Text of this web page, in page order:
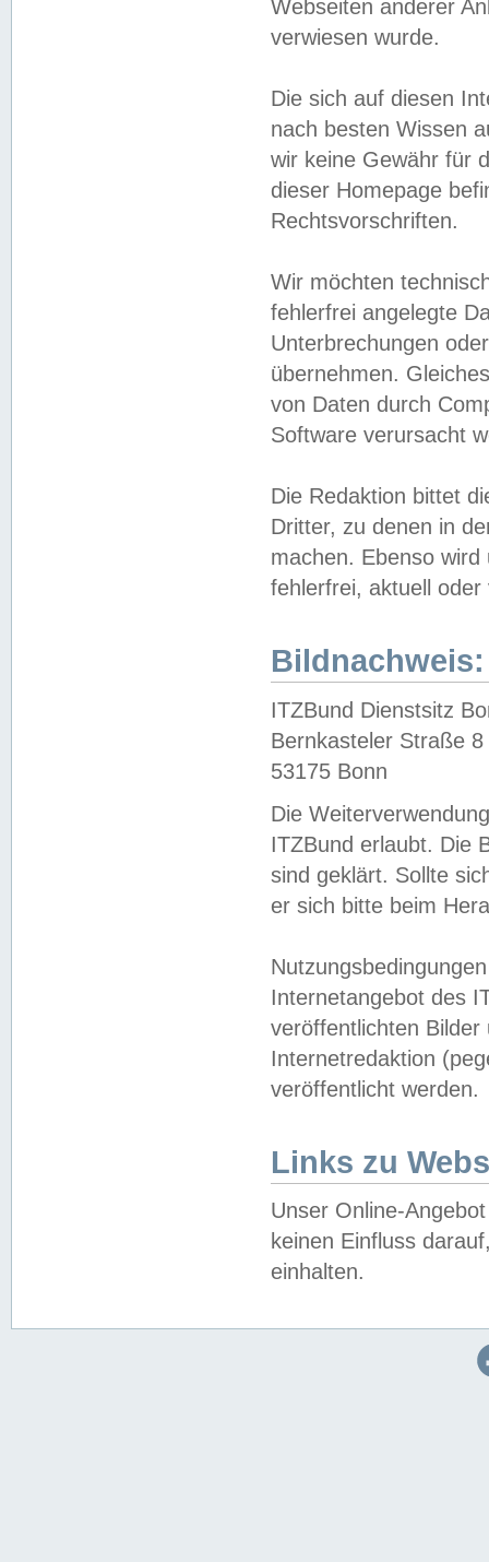
Webseiten anderer
verwiesen wurde.
Die sich auf diesen
nach besten Wissen
wir keine Gewähr für
dieser Homepage
Rechtsvorschriften.
Wir möchten
fehlerfrei angelegte
Unterbrechungen
übernehmen.
von Daten durch
Software verursacht
Die Redaktion bittet
Dritter, zu denen in
machen. Ebenso
fehlerfrei, aktuell oder
Bildnachweis:
ITZBund Dienstsitz
Bernkasteler Straße 8
53175 Bonn
Die
ITZBund erlaubt. Die
sind geklärt. Sollte
er sich bitte beim
Internetangebot des
veröffentlichten
Internetredaktion
veröffentlicht werden.
Links zu
Unser Online-
keinen Einfluss
einhalten.